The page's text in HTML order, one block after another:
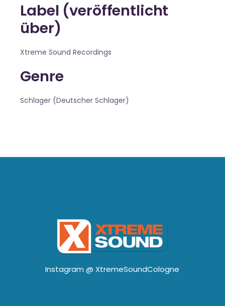
Label (veröffentlicht
über)
Xtreme Sound Recordings
Genre
Schlager (Deutscher Schlager)
Instagram @ XtremeSoundCologne